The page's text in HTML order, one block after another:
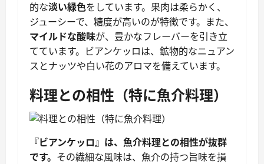
的な淡い緑色をしています。果肉は柔らかく、
ジューシーで、糖度が高いのが特徴です。また、
マイルドな酸味が、豊かなフレーバーを引き立
てています。ビアンケッロは、鉱物的なニュアン
スとナッツや白い花のアロマを備えています。
料理との相性（特に魚介料理）
『ビアンケッロ』は、魚介料理との相性が抜群
です。 その繊細な風味は、魚介の持つ旨味を損